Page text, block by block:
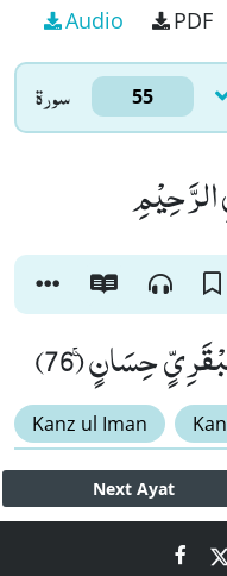
Audio PDF
سورۃ 55
الرَّحِیْمِ
حِسَانٍۚ (76)
Kanz ul Iman
Next Ayat